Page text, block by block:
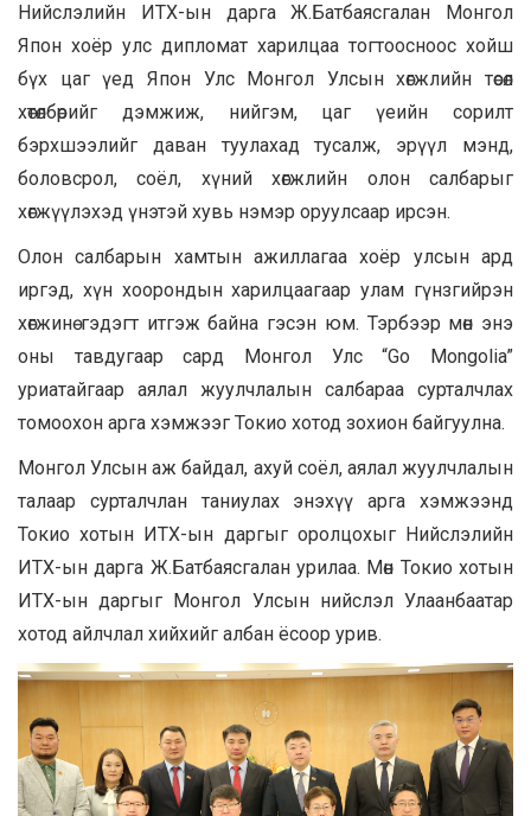
Нийслэлийн ИТХ-ын дарга Ж.Батбаясгалан Монгол
Япон хоёр улс дипломат харилцаа тогтоосноос хойш
бүх цаг үед Япон Улс Монгол Улсын хөгжлийн төсөл
хөтөлбөрийг дэмжиж, нийгэм, цаг үеийн сорилт
бэрхшээлийг даван туулахад тусалж, эрүүл мэнд,
боловсрол, соёл, хүний хөгжлийн олон салбарыг
хөгжүүлэхэд үнэтэй хувь нэмэр оруулсаар ирсэн.
Олон салбарын хамтын ажиллагаа хоёр улсын ард
иргэд, хүн хоорондын харилцаагаар улам гүнзгийрэн
хөгжинө гэдэгт итгэж байна гэсэн юм. Тэрбээр мөн энэ
оны тавдугаар сард Монгол Улс “Go Mongolia”
уриатайгаар аялал жуулчлалын салбараа сурталчлах
томоохон арга хэмжээг Токио хотод зохион байгуулна.
Монгол Улсын аж байдал, ахуй соёл, аялал жуулчлалын
талаар сурталчлан таниулах энэхүү арга хэмжээнд
Токио хотын ИТХ-ын даргыг оролцохыг Нийслэлийн
ИТХ-ын дарга Ж.Батбаясгалан урилаа. Мөн Токио хотын
ИТХ-ын даргыг Монгол Улсын нийслэл Улаанбаатар
хотод айлчлал хийхийг албан ёсоор урив.